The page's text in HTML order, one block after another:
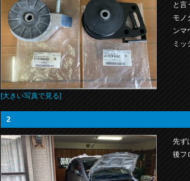
[大きい写真で見る]
と言
モノ
ンマ
ミッ
2
先ず
後フ